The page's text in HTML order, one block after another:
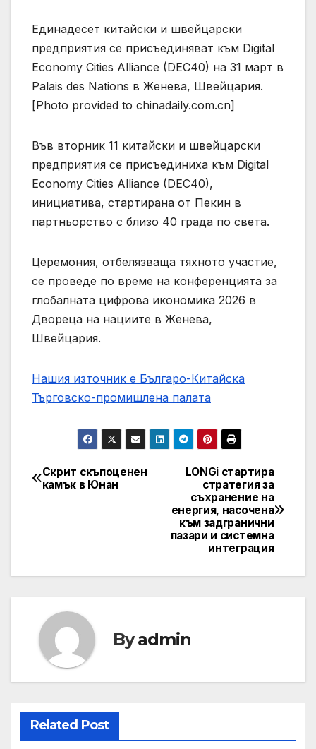
Единадесет китайски и швейцарски
предприятия се присъединяват към Digital
Economy Cities Alliance (DEC40) на 31 март в
Palais des Nations в Женева, Швейцария.
[Photo provided to chinadaily.com.cn]
Във вторник 11 китайски и швейцарски
предприятия се присъединиха към Digital
Economy Cities Alliance (DEC40),
инициатива, стартирана от Пекин в
партньорство с близо 40 града по света.
Церемония, отбелязваща тяхното участие,
се проведе по време на конференцията за
глобалната цифрова икономика 2026 в
Двореца на нациите в Женева,
Швейцария.
Нашия източник е Българо-Китайска
Търговско-промишлена палaта
Post
LONGi стартира
стратегия за
съхранение на
енергия, насочена
към задгранични
пазари и системна
интеграция
Скрит скъпоценен
камък в Юнан
Byadmin
Related Post